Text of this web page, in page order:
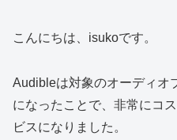
こんにちは、isukoです。
Audibleは対象のオーディオ
になったことで、非常にコ
ビスになりました。